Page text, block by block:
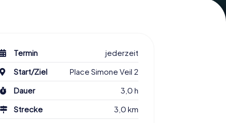
Termin
jederzeit
Start/Ziel
Place Simone Veil 2
Dauer
3,0 h
Strecke
3,0 km